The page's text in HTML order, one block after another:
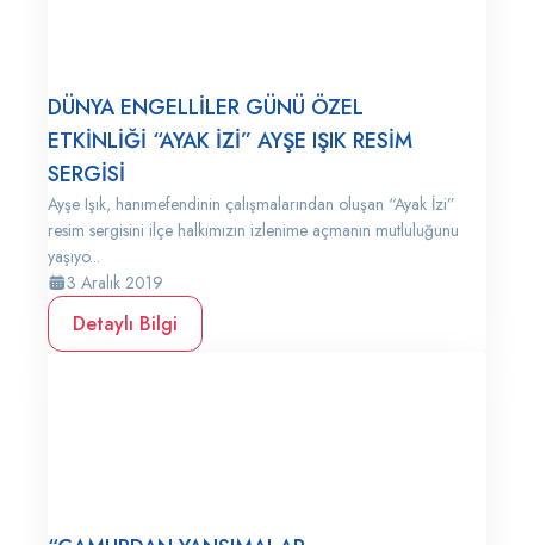
DÜNYA ENGELLİLER GÜNÜ ÖZEL
ETKİNLİĞİ “AYAK İZİ” AYŞE IŞIK RESİM
SERGİSİ
Ayşe Işık, hanımefendinin çalışmalarından oluşan “Ayak İzi”
resim sergisini ilçe halkımızın izlenime açmanın mutluluğunu
yaşıyo...
3 Aralık 2019
Detaylı Bilgi